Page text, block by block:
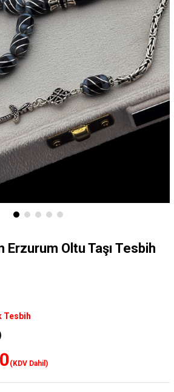
Erzurum Oltu Taşı Tesbih
Tesbih
(KDV Dahil)